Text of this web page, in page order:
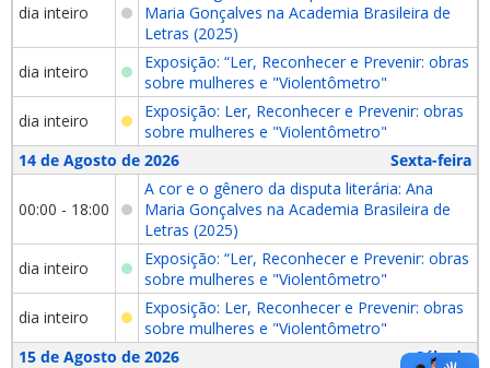
dia inteiro
Maria Gonçalves na Academia Brasileira de
Letras (2025)
dia inteiro
Exposição: “Ler, Reconhecer e Prevenir: obras
sobre mulheres e "Violentômetro"
dia inteiro
Exposição: Ler, Reconhecer e Prevenir: obras
sobre mulheres e "Violentômetro"
14 de Agosto de 2026
Sexta-feira
00:00 - 18:00
A cor e o gênero da disputa literária: Ana
Maria Gonçalves na Academia Brasileira de
Letras (2025)
dia inteiro
Exposição: “Ler, Reconhecer e Prevenir: obras
sobre mulheres e "Violentômetro"
dia inteiro
Exposição: Ler, Reconhecer e Prevenir: obras
sobre mulheres e "Violentômetro"
15 de Agosto de 2026
Sábado